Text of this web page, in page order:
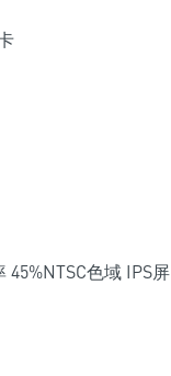
45%NTSC色域 IPS屏